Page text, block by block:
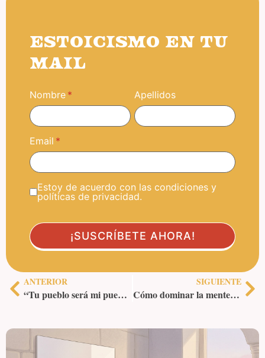
ESTOICISMO EN TU
MAIL
Nombre Apellidos
Email
Estoy de acuerdo con las condiciones y
políticas de privacidad.
ANTERIOR
“Tu pueblo será mi pueblo y tu Dios será mi Dios”
SIGUIENTE
Cómo dominar la mente en tiempos difíciles con filosofía estoica